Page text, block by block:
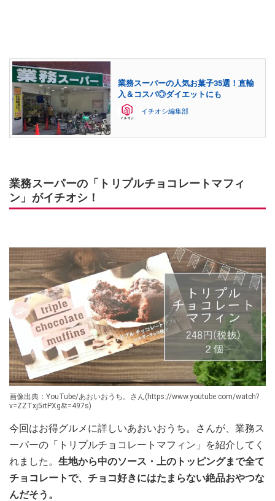
業務スーパーの人気お菓子35選！直輸
入＆コスパ◎ダイエットにも
イチオシ編集部
業務スーパーの「トリプルチョコレートマフィ
ン」がイチオシ！
画像出典：YouTube/あおいおうち。さん(https://www.youtube.com/watch?
v=ZZTxj5rtPXg&t=497s)
今回はお得グルメに詳しいあおいおうち。さんが、業務ス
ーパーの「トリプルチョコレートマフィン」を紹介してく
れました。 生地から中のソース・上のトッピングまで全て
チョコレートで、チョコ好きにはたまらない絶品おやつな
んだそう。